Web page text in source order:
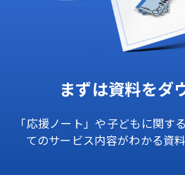
まずは資料をダ
「応援ノート」や子どもに関する
てのサービス内容がわかる資